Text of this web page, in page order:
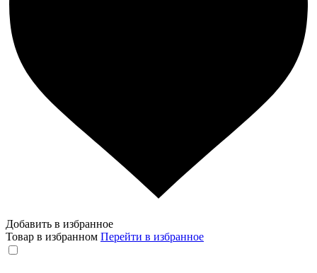
Добавить в избранное
Товар в избранном Перейти в избранное